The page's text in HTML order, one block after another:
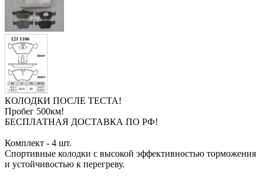
КОЛОДКИ ПОСЛЕ ТЕСТА!
Пробег 500км!
БЕСПЛАТНАЯ ДОСТАВКА ПО РФ!
Комплект - 4 шт.
Спортивные колодки с высокой эффективностью торможения
и устойчивостью к перегреву.